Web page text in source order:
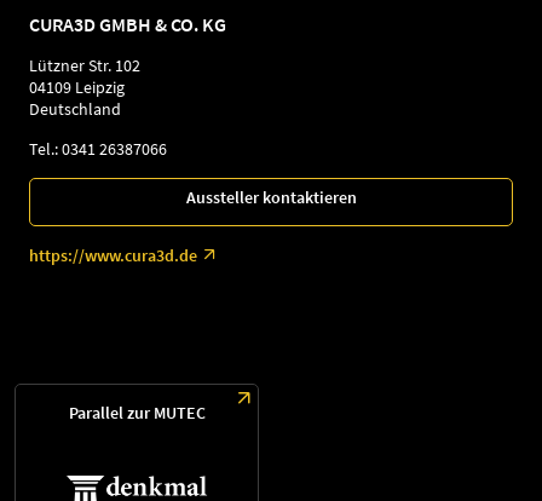
CURA3D GMBH & CO. KG
Lützner Str. 102
04109 Leipzig
Deutschland
Tel.: 0341 26387066
Aussteller kontaktieren
https://www.cura3d.de
Parallel zur MUTEC